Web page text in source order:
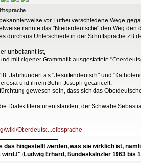
vor Luther verschiedene Wege
nannte das "Niederdeutsche" den Weg den
durchaus Unterschiede in der Schriftsprache zB
unbekannt ist,
mit eigener Grammatik ausgestattete
Jahrhundert als "Jesuitendeutsch" und
und ihrem Sohn Joseph gecancelt.
gewesen sein, dass sich das
Dialektliteratur entstanden, der Schwabe
wiki/Oberdeutsc...eibsprache
das hingestellt werden, was sie wirklich ist,
(Ludwig Erhard, Bundeskalnzler 1963 bis